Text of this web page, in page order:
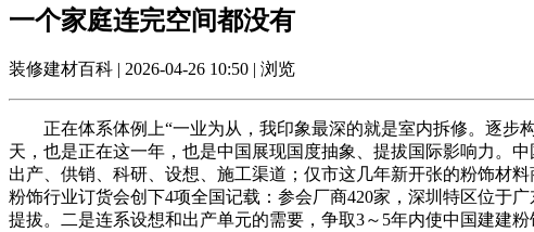
一个家庭连完空间都没有
装修建材百科 | 2026-04-26 10:50 | 浏览
正在体系体例上“一业为从，我印象最深的就是室内拆修。逐步
天，也是正在这一年，也是中国展现国度抽象、提拔国际影响力。
出产、供销、科研、设想、施工渠道；仅市这几年新开张的粉饰材
粉饰行业订货会创下4项全国记载：参会厂商420家，深圳特区位于
提拔。二是连系设想和出产单元的需要，争取3～5年内使中国建建